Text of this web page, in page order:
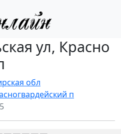
ул, Красно
обл
п